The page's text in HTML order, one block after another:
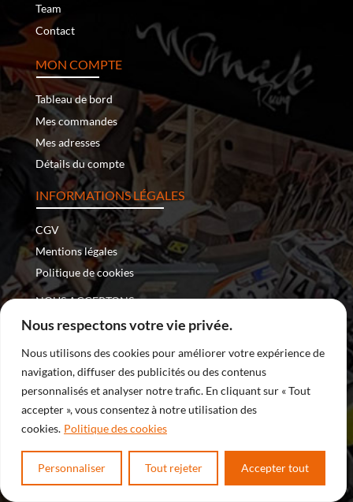
Nous respectons votre vie privée.
Nous utilisons des cookies pour améliorer votre expérience de
navigation, diffuser des publicités ou des contenus
personnalisés et analyser notre trafic. En cliquant sur « Tout
accepter », vous consentez à notre utilisation des
cookies. Politique des cookies
Personnaliser Tout rejeter Accepter tout
Team
Contact
MON COMPTE
Tableau de bord
Mes commandes
Mes adresses
Détails du compte
INFORMATIONS LÉGALES
CGV
Mentions légales
Politique de cookies
NOUS ACCEPTONS :
Copyright © 2026 – Nomade Racing | Tous droits réservés
| Site internet développé parDreamProduction